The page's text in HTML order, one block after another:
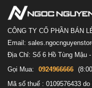
CÔNG TY CỔ PHẦN BÁN
Email:
Địa Chỉ: Số 6 Hồ Tùng Mậu
Gọi Mua:
0924966666
Mã số thuế : 0109576433